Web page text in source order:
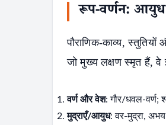
रूप-वर्णन:
पौराणिक-काव्य, स्तुतियों
जो मुख्य लक्षण स्मृत हैं,
वर्ण और वेश: गौर/धवल-वर्ण;
मुद्राएँ/आयुध: वर-मुद्रा,